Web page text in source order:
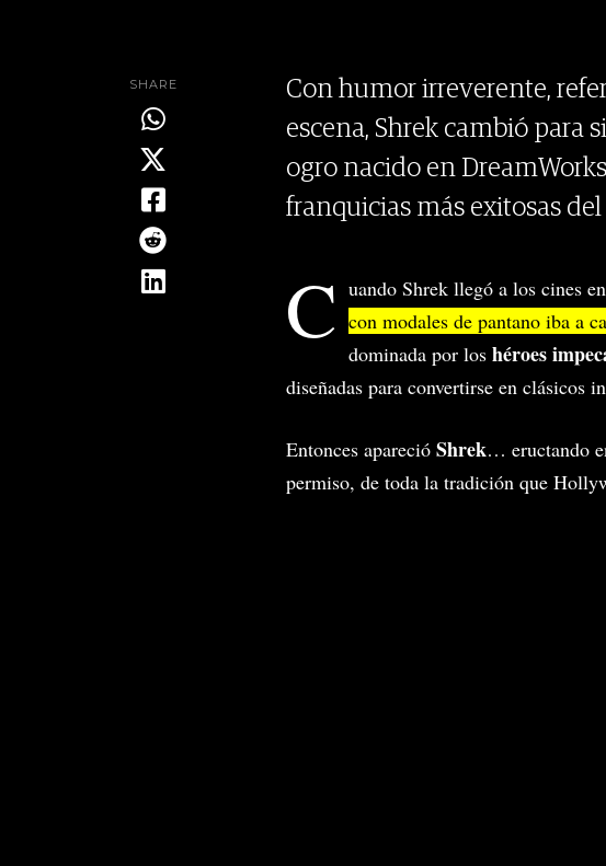
SHARE
Con humor irreverente,
escena, Shrek cambió para
ogro nacido en
franquicias más exitosas del
C uando Shrek llegó a los cines
con modales de pantano iba a
dominada por los héroes
diseñadas para convertirse en clásicos
Entonces apareció Shrek… eructando
permiso, de toda la tradición que